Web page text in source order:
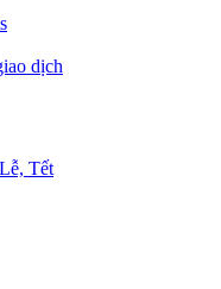
dịch
Tết